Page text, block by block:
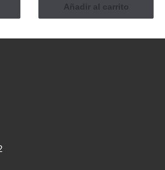
Añadir al carrito